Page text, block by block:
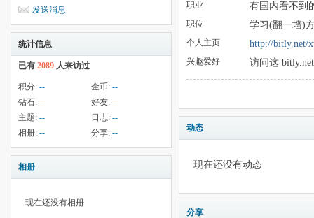
发送消息
统计信息
已有 2089 人来访过
积分: -- 金币: --
钻石: -- 好友: --
主题: -- 日志: --
相册: -- 分享: --
相册
现在还没有相册
职业 有国内看不到
职位 学习(翻一墙)
个人主页 http://bitly.net/
兴趣爱好 访问这
动态
现在还没有动态
分享